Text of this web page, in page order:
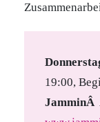
19:00,
JamminÂ